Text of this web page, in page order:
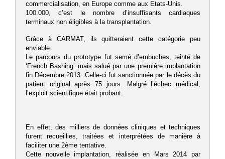
commercialisation, en Europe comme aux Etats-Unis.
100.000, c’est le nombre d’insuffisants cardiaques
terminaux non éligibles à la transplantation.
Grâce à CARMAT, ils quitteraient cette catégorie peu
enviable.
Le parcours du prototype fut semé d’embuches, teinté de
‘French Bashing’ mais salué par une première implantation
fin Décembre 2013. Celle-ci fut sanctionnée par le décès du
patient original après 75 jours. Malgré l’échec médical,
l’exploit scientifique était probant.
En effet, des milliers de données cliniques et techniques
furent recueillies, traitées et interprétées de manière à
faciliter une 2ème tentative.
Cette nouvelle implantation, réalisée en Mars 2014 par